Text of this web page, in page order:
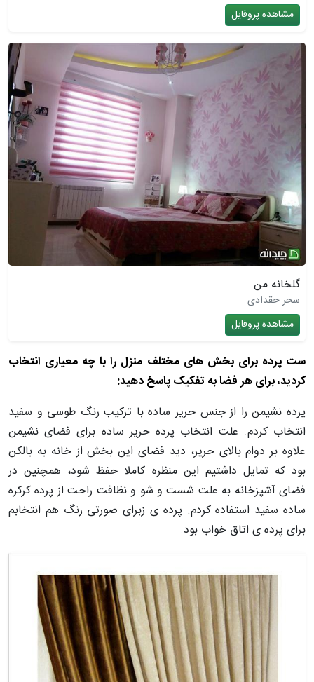
مشاهده پروفایل
گلخانه من
سحر حقدادی
مشاهده پروفایل
ست پرده برای بخش های مختلف منزل را با چه معیاری انتخاب
کردید، برای هر فضا به تفکیک پاسخ دهید:
پرده نشیمن را از جنس حریر ساده با ترکیب رنگ طوسی و سفید
انتخاب کردم. علت انتخاب پرده حریر ساده برای فضای نشیمن
علاوه بر دوام بالای حریر، دید فضای این بخش از خانه به بالکن
بود که تمایل داشتیم این منظره کاملا حفظ شود، همچنین در
فضای آشپزخانه به علت شست و شو و نظافت راحت از پرده کرکره
ساده سفید استفاده کردم. پرده ی زبرای صورتی رنگ هم انتخابم
برای پرده ی اتاق خواب بود.